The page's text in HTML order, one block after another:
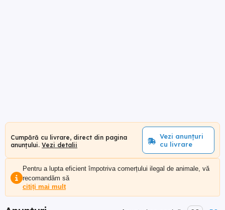
Cumpără cu livrare, direct din pagina
anunțului. Vezi detalii
Vezi anunțuri
cu livrare
Pentru a lupta eficient împotriva comerțului ilegal de animale, vă
recomandăm să
citiți mai mult